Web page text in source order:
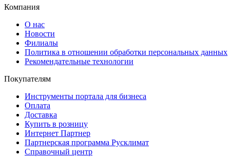
Компания
О нас
Новости
Филиалы
Политика в отношении обработки персональных данных
Рекомендательные технологии
Покупателям
Инструменты портала для бизнеса
Оплата
Доставка
Купить в розницу
Интернет Партнер
Партнерская программа Русклимат
Справочный центр